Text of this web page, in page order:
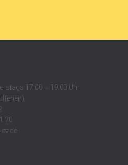
17:00 – 19:00 Uhr
20